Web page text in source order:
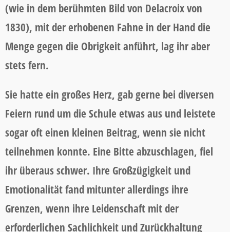
(wie in dem berühmten Bild von Delacroix von
1830), mit der erhobenen Fahne in der Hand die
Menge gegen die Obrigkeit anführt, lag ihr aber
stets fern.
Sie hatte ein großes Herz, gab gerne bei diversen
Feiern rund um die Schule etwas aus und leistete
sogar oft einen kleinen Beitrag, wenn sie nicht
teilnehmen konnte. Eine Bitte abzuschlagen, fiel
ihr überaus schwer. Ihre Großzügigkeit und
Emotionalität fand mitunter allerdings ihre
Grenzen, wenn ihre Leidenschaft mit der
erforderlichen Sachlichkeit und Zurückhaltung